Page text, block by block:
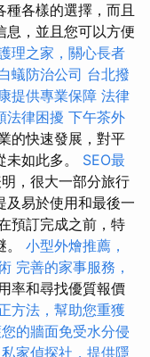
各樣的選擇，而且
息，並且您可以方便
理之家，關心長者
蟻防治公司 台北撥
提供專業保障 法律
法律困擾 下午茶外
的快速發展，對平
如此多。 SEO最
，很大一部分旅行
及易於使用和最後一
預訂完成之前，特
小型外燴推薦，
完善的家事服務，
率和尋找優質報價
方法，幫助您重獲
的牆面免受水分侵
私家偵探社，提供隱